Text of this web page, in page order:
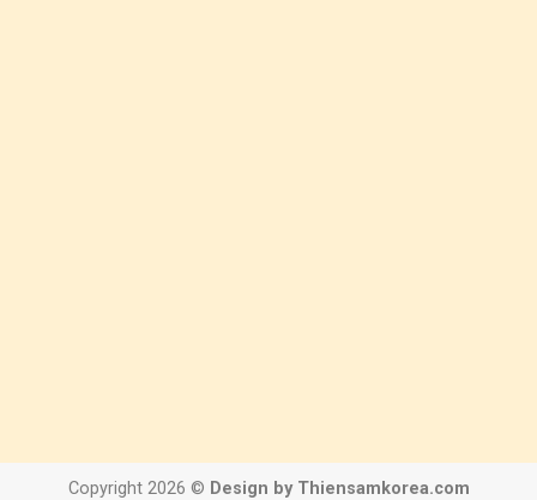
Copyright 2026 © Design by Thiensamkorea.com